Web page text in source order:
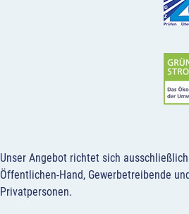
Unser Angebot richtet sich
Öffentlichen-Hand, Gewerbetreibende
Privatpersonen.